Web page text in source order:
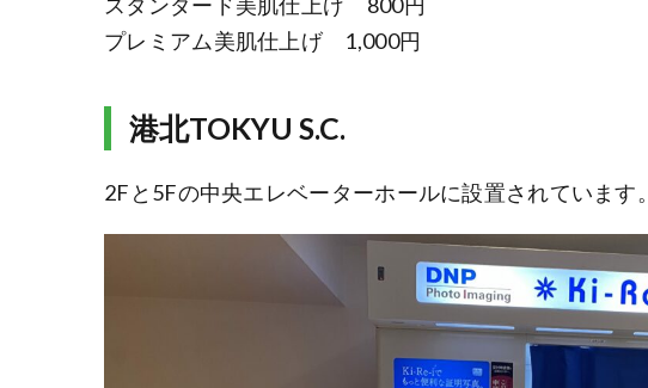
プレミアム美肌仕上げ 1,000円
港北TOKYU S.C.
2Fと5Fの中央エレベーターホールに設置されています。